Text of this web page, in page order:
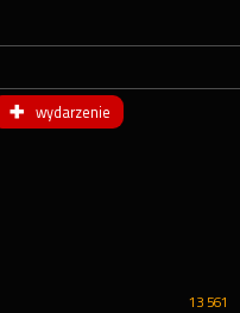
wydarzenie
13 561